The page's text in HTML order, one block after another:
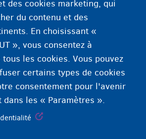
des cookies marketing, qui
du contenu et des
En choisissant «
», vous consentez à
les cookies. Vous pouvez
certains types de cookies
consentement pour l'avenir
dans les « Paramètres ».